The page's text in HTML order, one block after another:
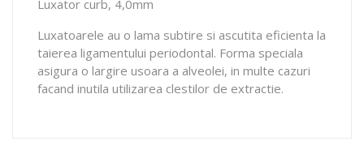
Luxator curb, 4,0mm
Luxatoarele au o lama subtire si ascutita eficienta la
taierea ligamentului periodontal. Forma speciala
asigura o largire usoara a alveolei, in multe cazuri
facand inutila utilizarea clestilor de extractie.